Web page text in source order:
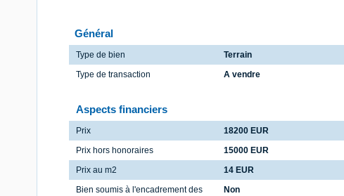
Général
Type de bien
Terrain
Type de transaction
A vendre
Aspects financiers
Prix
18200 EUR
Prix hors honoraires
15000 EUR
Prix au m2
14 EUR
Bien soumis à l'encadrement des
Non